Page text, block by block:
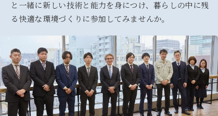
せ
応
募
Privacy
Policy
と一緒に新しい技術と能力を身につけ、暮らしの中に残
る快適な環境づくりに参加してみませんか。